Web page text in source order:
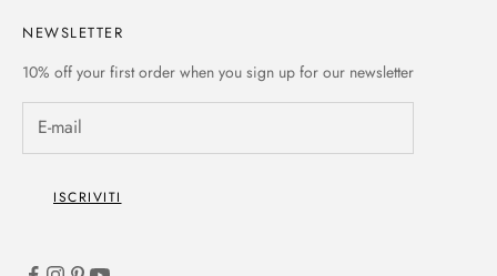
NEWSLETTER
10% off your first order when you sign up for our newsletter
ISCRIVITI